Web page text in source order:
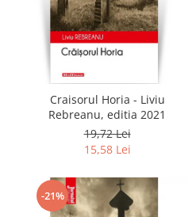
Craisorul Horia - Liviu
Rebreanu, editia 2021
19,72 Lei
15,58 Lei
-21%